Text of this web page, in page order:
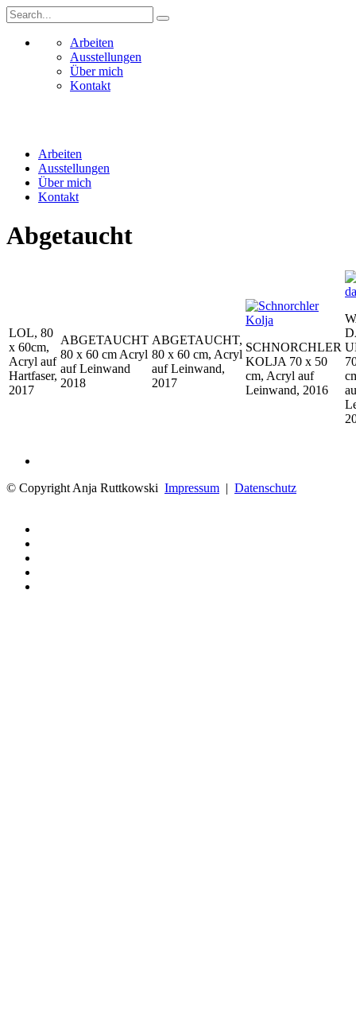
Arbeiten
Ausstellungen
Über mich
Kontakt
Arbeiten
Ausstellungen
Über mich
Kontakt
Abgetaucht
LOL, 80
x 60cm,
Acryl auf
Hartfaser,
2017
ABGETAUCHT
80 x 60 cm Acryl
auf Leinwand
2018
ABGETAUCHT,
80 x 60 cm, Acryl
auf Leinwand,
2017
SCHNORCHLER
KOLJA 70 x 50
cm, Acryl auf
Leinwand, 2016
© Copyright Anja Ruttkowski Impressum | Datenschutz